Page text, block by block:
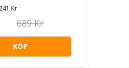
Kr
689 Kr
KÖP